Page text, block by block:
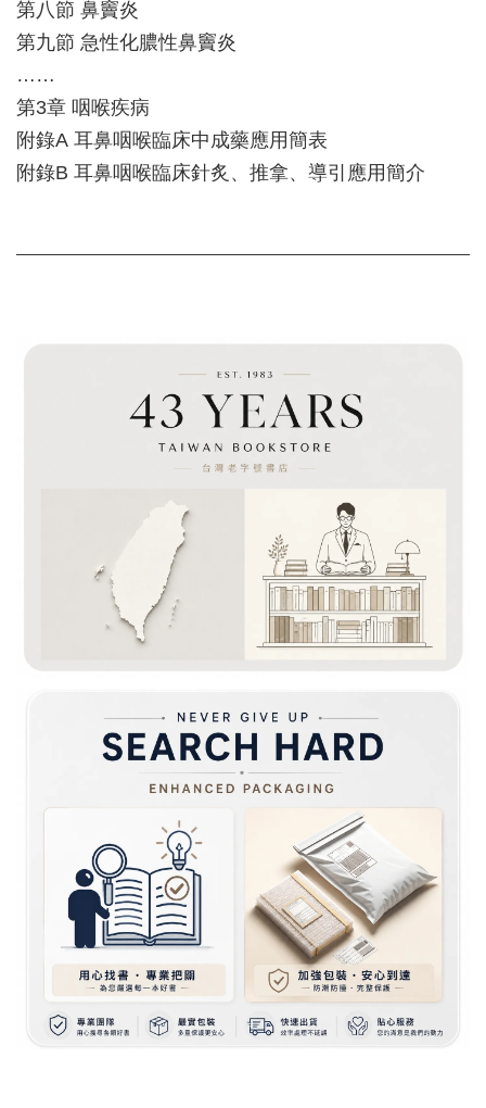
第八節 鼻竇炎
第九節 急性化膿性鼻竇炎
……
第3章 咽喉疾病
附錄A 耳鼻咽喉臨床中成藥應用簡表
附錄B 耳鼻咽喉臨床針炙、推拿、導引應用簡介